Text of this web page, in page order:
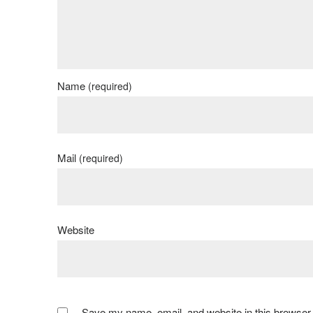
Name (required)
Mail (required)
Website